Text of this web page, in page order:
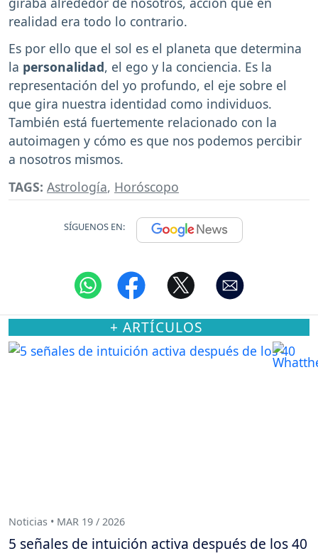
realidad era todo lo contrario.
Es por ello que el sol es el planeta que determina
la personalidad, el ego y la conciencia. Es la
representación del yo profundo, el eje sobre el
que gira nuestra identidad como individuos.
También está fuertemente relacionado con la
autoimagen y cómo es que nos podemos percibir
a nosotros mismos.
TAGS: Astrología, Horóscopo
SÍGUENOS EN:
+ ARTÍCULOS
Noticias • MAR 19 / 2026
5 señales de intuición activa después de los 40